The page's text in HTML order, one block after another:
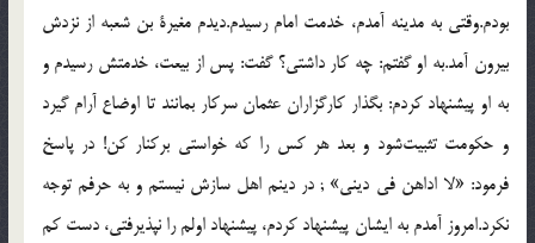
بودم.وقتی به مدینه آمدم، خدمت امام رسیدم.دیدم مغیرة بن شعبه از نزدش
بیرون آمد.به او گفتم: چه كار داشتی؟ گفت: پس از بیعت، خدمتش رسیدم و
به او پیشنهاد كردم: بگذار كارگزاران عثمان سركار بمانند تا اوضاع آرام گیرد
و حكومت تثبیت‌شود و بعد هر كس را كه خواستی بركنار كن! در پاسخ
فرمود: «لا اداهن فی دینی‌» ; در دینم اهل سازش نیستم و به حرفم توجه
نكرد.امروز آمدم به ایشان پیشنهاد كردم، پیشنهاد اولم را نپذیرفتی، دست كم